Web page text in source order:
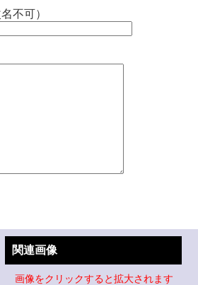
不可）
関連画像
画像をクリックすると拡大されます